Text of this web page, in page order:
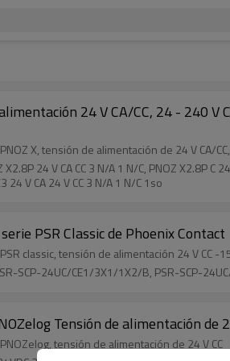
24 V CA/CC, 24 - 240 V
X, tensión de alimentación de 24 V CA/
24 V CA CC 3 N/A 1 N/C, PNOZ X2.8P
24 V CA 24 V CC 3 N/A 1 N/C 1so
PSR Classic de Phoenix Contact
classic, tensión de alimentación 24 V CC -
SCP-24UC/CE1/3X1/1X2/B, PSR-SCP-
Tensión de alimentación de
tensión de alimentación de 24 V CC